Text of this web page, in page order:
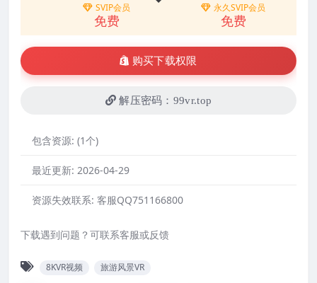
SVIP会员
免费
永久SVIP会员
免费
购买下载权限
解压密码：99vr.top
包含资源: (1个)
最近更新: 2026-04-29
资源失效联系: 客服QQ751166800
下载遇到问题？可联系客服或反馈
8KVR视频 旅游风景VR